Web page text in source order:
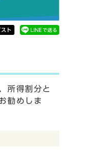
所得割分と
勧めしま